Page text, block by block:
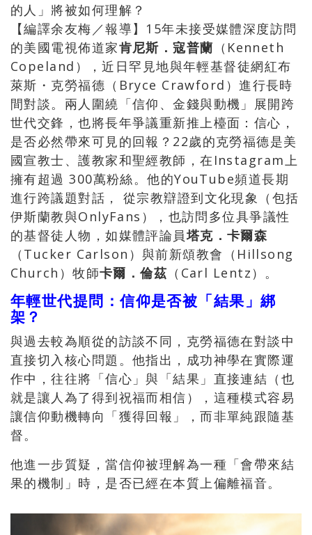
的人」將被如何理解？
【編譯余友梅／報導】15年未接受媒體深度訪問
的美國電視佈道家肯尼斯．寇普蘭 （Kenneth
Copeland），近日罕見地與年輕基督徒網紅布
萊斯・克勞福德（Bryce Crawford）進行長時
間對談。兩人圍繞「信仰、金錢與動機」展開跨
世代交鋒，也將長年爭議重新推上檯面：信心，
是否必然帶來可見的回報？22歲的克勞福德是美
國宣教士、護教家和聖經教師，在Instagram上
擁有超過 300萬粉絲。他的YouTube頻道長期
進行跨議題對話， 從宗教辯證到文化現象（包括
伊斯蘭教與OnlyFans），也訪問多位具爭議性
的基督徒人物，如媒體評論員塔克．卡爾森
（Tucker Carlson）與前新頌教會（Hillsong
Church）牧師卡爾．倫茲 （Carl Lentz）。
年輕世代提問：信仰是否被「結果」綁
架？
與過去較為順從的訪談不同，克勞福德在對談中
直接切入核心問題。他指出，成功神學在實際運
作中，往往將「信心」與「結果」直接連結（也
就是讓人為了得到祝福而相信），這種模式容易
讓信仰動機轉向「獲得回報」，而非單純跟隨基
督。
他進一步質疑，當信仰被理解為一種「會帶來結
果的機制」時，是否已經在本質上偏離福音。